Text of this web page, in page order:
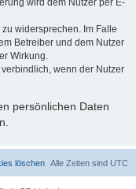
wird dem Nutzer per E-
widersprechen. Im Falle
Betreiber und dem Nutzer
Wirkung.
wenn der Nutzer
persönlichen Daten
Alle Zeiten sind UTC
löschen